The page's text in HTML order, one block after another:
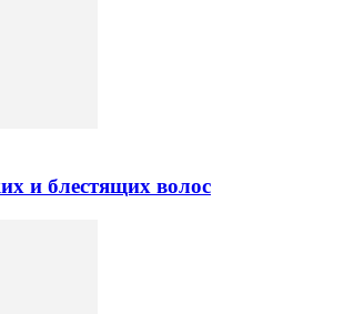
и блестящих волос